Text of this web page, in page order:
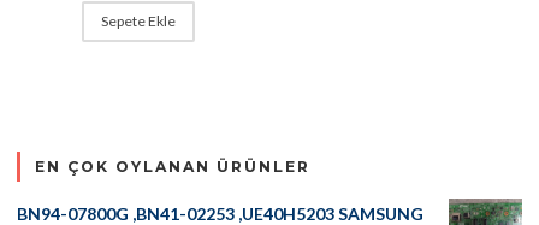
Sepete Ekle
EN ÇOK OYLANAN ÜRÜNLER
BN94-07800G ,BN41-02253 ,UE40H5203 SAMSUNG